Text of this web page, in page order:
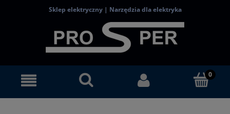
Sklep elektryczny | Narzędzia dla elektryka